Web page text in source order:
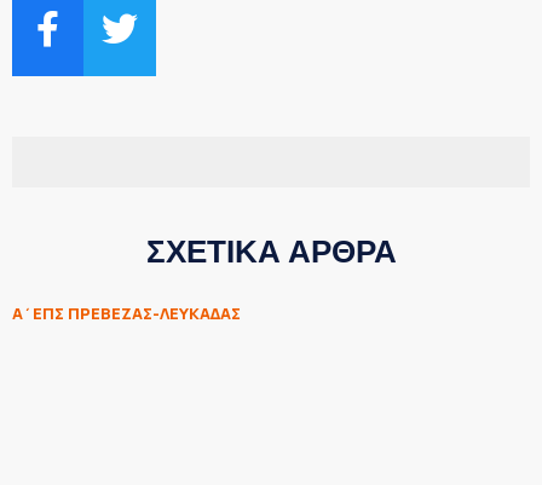
ΣΧΕΤΙΚΑ ΑΡΘΡΑ
Α΄ΕΠΣ ΠΡΕΒΕΖΑΣ-ΛΕΥΚΑΔΑΣ